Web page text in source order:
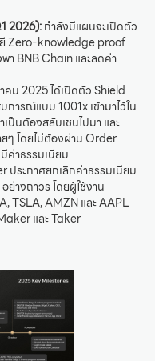
2026):กำลังมีแผนจะเปิดตัว
Zero-knowledge proof
า BNB Chain และลดค่า
คม 2025 ได้เปิดตัว Shield
ารณ์แบบ 1001x เข้ามาไว้ใน
ป็นต้องสลับเชนไปมา และ
ๆ โดยไม่ต้องผ่าน Order
ค่าธรรมเนียม
ประกาศยกเลิกค่าธรรมเนียม
างถาวร โดยผู้ใช้งาน
TSLA, AMZN และ AAPL
และ Taker